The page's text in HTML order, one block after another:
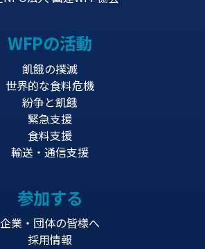
WFPの活動
飢餓の撲滅
世界的な食料危機
紛争と飢餓
緊急支援
食料支援
輸送・通信支援
参加する
企業・団体の皆様へ
採用情報